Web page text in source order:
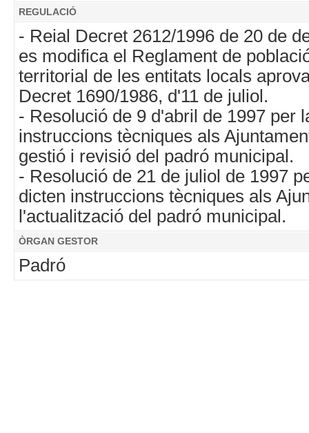
REGULACIÓ
- Reial Decret 2612/1996 de 20 de
es modifica el Reglament de
territorial de les entitats locals
Decret 1690/1986, d'11 de juliol.
- Resolució de 9 d'abril de 1997 per
instruccions tècniques als
gestió i revisió del padró municipal.
- Resolució de 21 de juliol de 1997
dicten instruccions tècniques als
l'actualització del padró municipal.
ÒRGAN GESTOR
Padró